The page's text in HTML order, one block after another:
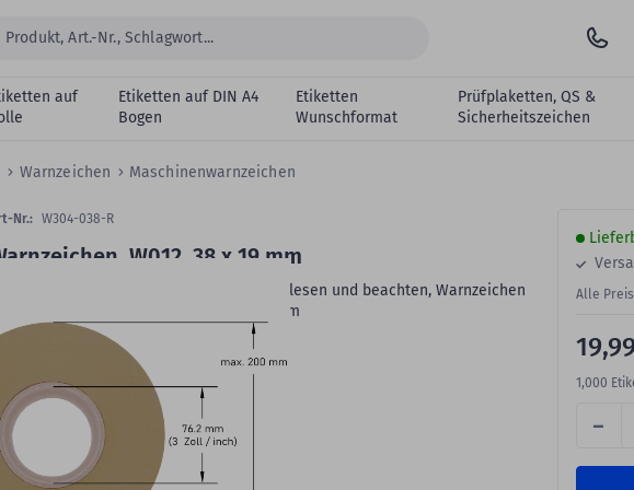
auf
Etiketten auf DIN A4
Bogen
Etiketten
Wunschformat
Prüfplaketten, QS &
Sicherheitszeichen
Warnzeichen Maschinenwarnzeichen
W012, 38 x 19 mm
Sicherheitshinweise lesen und beachten, Warnzeichen
Polyethylen, gelb-schwarz, 38 x 19 mm
Nr.: W304-038-R
Polyethylen
permanent klebend
Rollenkern: 3 Zoll (76,2 mm)
VE:
1.000 Etiketten auf 1 Rolle/n
Produktdetails
Alle
-
1,000